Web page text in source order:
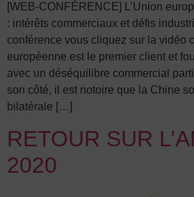
[WEB-CONFÉRENCE] L’Union
: intérêts commerciaux et défis
conférence vous cliquez sur la vidéo
européenne est le premier client et
avec un déséquilibre commercial
son côté, il est notoire que la Chine
bilatérale […]
RETOUR SUR
2020